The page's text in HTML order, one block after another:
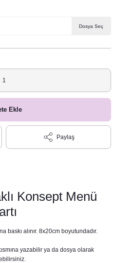
Dosya Seç
Ekle
Paylaş
Konsept Menü
baskı alınır. 8x20cm boyutundadır.
yazabilir ya da dosya olarak